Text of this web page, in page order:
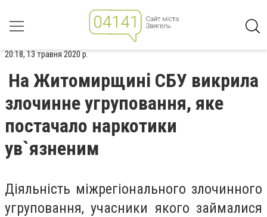
20:18, 13 травня 2020 р.
На Житомирщині СБУ викрила
злочинне угруповання, яке
постачало наркотики
ув`язненим
Діяльність міжрегіонального злочинного
угруповання, учасники якого займалися